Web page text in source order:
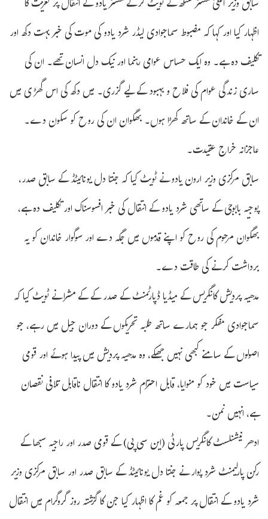
اظہار کیا اور کہا کہ مضبوط سماجوادی لیڈر شرد یادو کی موت کی خبر بہت دکھ اور
تکلیف دہ ہے۔ وہ ایک حساس عوامی رہنما اور نیک دل انسان تھے۔ ان کی
ساری زندگی عوام کی فلاح و بہبود کے لیے گزری۔ میں دکھ کی اس گھڑی میں
ان کے خاندان کے ساتھ کھڑا ہوں۔ بھگوان ان کی روح کو سکون دے۔
عاجزانہ خراج عقیدت۔
سابق مرکزی وزیر ارون یادو نے ٹویٹ کیا کہ جنتا دل یونائیٹڈ کے سابق صدر،
پوجیہ بابوجی کے ساتھی شرد یادو کے انتقال کی خبر افسوسناک اور تکلیف دہ ہے،
بھگوان مرحوم کی روح کو اپنے قدموں میں جگہ دے اور سوگوار خاندان کو یہ
برداشت کرنے کی طاقت دے۔
مدھیہ پردیش کانگریس کے میڈیا ڈپارٹمنٹ کے صدر کے کے مشرا نے ٹویٹ کیا کہ
سماجوادی مفکر جو ہمارے ساتھ طلبہ تحریکوں کے دوران جیل میں رہے، جو
اصولوں کے سامنے کبھی نہیں جھکے، وہ مدھیہ پردیش میں پیدا ہوئے اور قومی
سیاست میں خود کو منوایا، قابل احترام شرد یادو کا انتقال ناقابل تلافی نقصان
ہے، انہیں نمن۔
ادھر نیشنلسٹ کانگریس پارٹی (این سی پی) کے قومی صدر اور راجیہ سبھا کے
رکن پارلیمنٹ شرد پوار نے جنتا دل یونائیٹڈ کے سابق صدر اور سابق مرکزی وزیر
شرد یادو کے انتقال پر جمعہ کو غم کا اظہار کیا جن کا گزشتہ روز گروگرام میں انتقال